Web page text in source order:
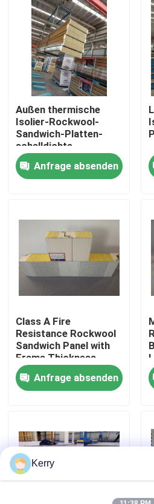
Haus
Über uns
Fabrik-Ausflug
Treten Sie mit uns in
Fordern Sie ein Zitat
Modulare Stahlkonstruktionen
Rockwool-Sandwich-Platte
Außen thermische
Isolier-Rockwool-
Sandwich-Platten-
schalldichte
Gewohnheit
Anfrage absenden
Class A Fire
Resistance Rockwool
Sandwich Panel with
Frame Thickness
0.6mm and Max
Length 9000mm
Anfrage absenden
Kerry